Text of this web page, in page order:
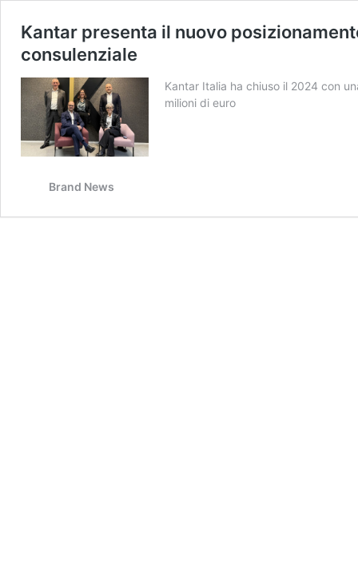
Kantar presenta il nuovo
consulenziale
Kantar Italia ha chiuso il 2024 con
milioni di euro
Brand News